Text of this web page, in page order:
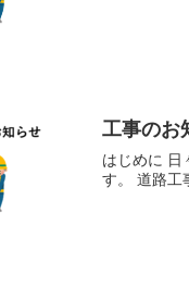
工事のお
はじめに 日
す。 道路工